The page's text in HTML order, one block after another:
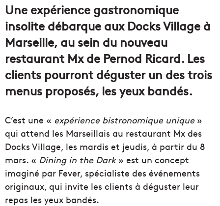
Une expérience gastronomique
insolite débarque aux Docks Village à
Marseille, au sein du nouveau
restaurant Mx de Pernod Ricard. Les
clients pourront déguster un des trois
menus proposés, les yeux bandés.
C’est une « expérience bistronomique unique»
qui attend les Marseillais au restaurant Mx des
Docks Village, les mardis et jeudis, à partir du 8
mars. « Dining in the Dark» est un concept
imaginé par Fever, spécialiste des événements
originaux, qui invite les clients à déguster leur
repas les yeux bandés.